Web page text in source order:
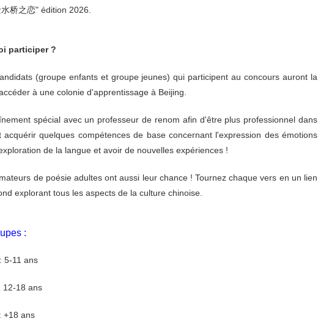
桥之恋" édition 2026.
participer ?
(groupe enfants et groupe jeunes) qui participent au concours auront la
à une colonie d'apprentissage à Beijing.
spécial avec un professeur de renom afin d'être plus professionnel dans
acquérir quelques compétences de base concernant l'expression des émotions
de la langue et avoir de nouvelles expériences !
de poésie adultes ont aussi leur chance ! Tournez chaque vers en un lien
explorant tous les aspects de la culture chinoise.
:
5-11 ans
12-18 ans
+18 ans